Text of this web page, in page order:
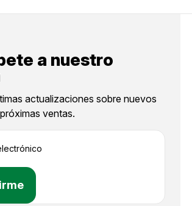
a nuestro
actualizaciones sobre nuevos
ventas.